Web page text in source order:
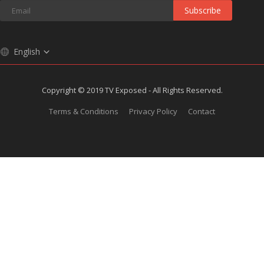
Subscribe
English
Copyright © 2019 TV Exposed - All Rights Reserved.
Terms & Conditions
Privacy Policy Contact